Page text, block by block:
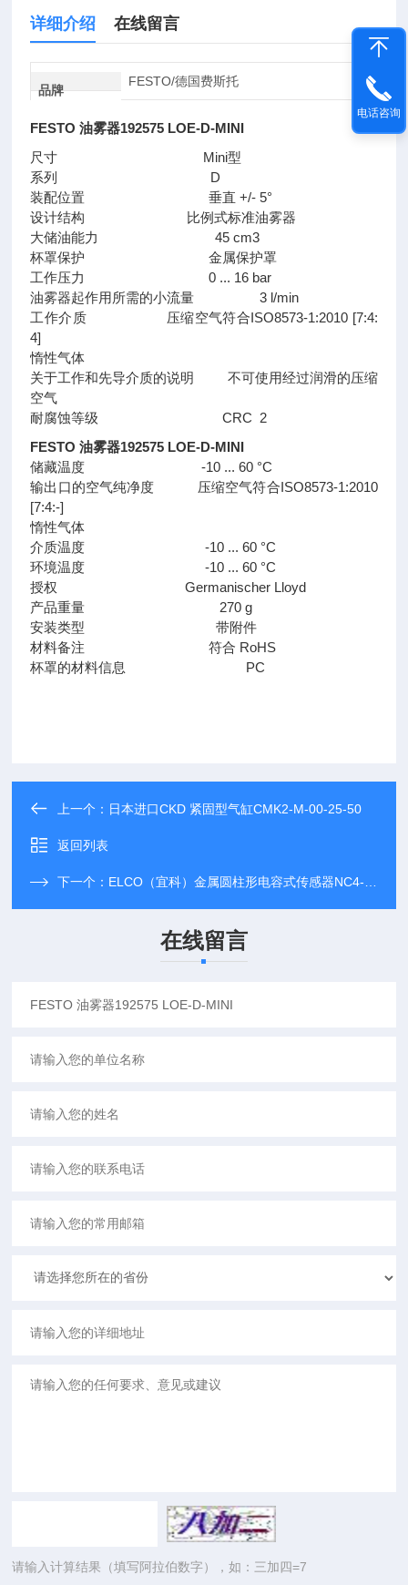
详细介绍 在线留言
品牌
FESTO/德国费斯托
FESTO 油雾器192575 LOE-D-MINI
尺寸 Mini型
系列 D
装配位置 垂直 +/- 5°
设计结构 比例式标准油雾器
大储油能力 45 cm3
杯罩保护 金属保护罩
工作压力 0 ... 16 bar
油雾器起作用所需的小流量 3 l/min
工作介质 压缩空气符合ISO8573-1:2010 [7:4:
4]
惰性气体
关于工作和先导介质的说明 不可使用经过润滑的压缩
空气
耐腐蚀等级 CRC 2
FESTO 油雾器192575 LOE-D-MINI
储藏温度 -10 ... 60 °C
输出口的空气纯净度 压缩空气符合ISO8573-1:2010
[7:4:-]
惰性气体
介质温度 -10 ... 60 °C
环境温度 -10 ... 60 °C
授权 Germanischer Lloyd
产品重量 270 g
安装类型 带附件
材料备注 符合 RoHS
杯罩的材料信息 PC
上一个： 日本进口CKD 紧固型气缸CMK2-M-00-25-50
返回列表
下一个： ELCO（宜科）金属圆柱形电容式传感器NC4-M12-CN6L-Q12
在线留言
请输入计算结果（填写阿拉伯数字），如：三加四=7
电话咨询